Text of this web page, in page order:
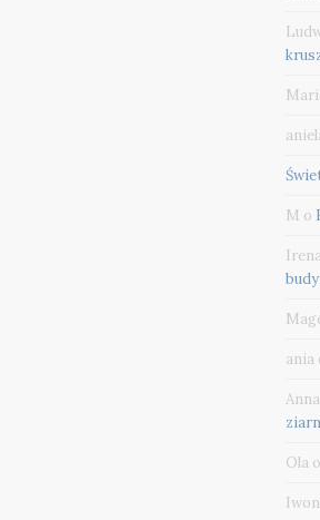
M o
Irena
ania
Anna
Ola